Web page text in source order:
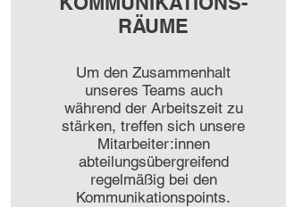
RÄUME
Um den Zusammenhalt
unseres Teams auch
während der Arbeitszeit zu
stärken, treffen sich unsere
Mitarbeiter:innen
abteilungsübergreifend
regelmäßig bei den
Kommunikationspoints.